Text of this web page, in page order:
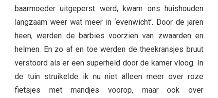
baarmoeder uitgeperst werd, kwam ons huishouden
langzaam weer wat meer in ‘evenwicht’. Door de jaren
heen, werden de barbies voorzien van zwaarden en
helmen. En zo af en toe werden de theekransjes bruut
verstoord als er een superheld door de kamer vloog. In
de tuin struikelde ik nu niet alleen meer over roze
fietsjes met mandjes voorop, maar ook over